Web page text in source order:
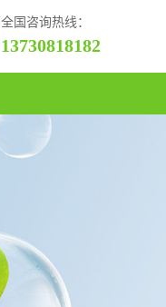
全国咨询热线：
13730818182